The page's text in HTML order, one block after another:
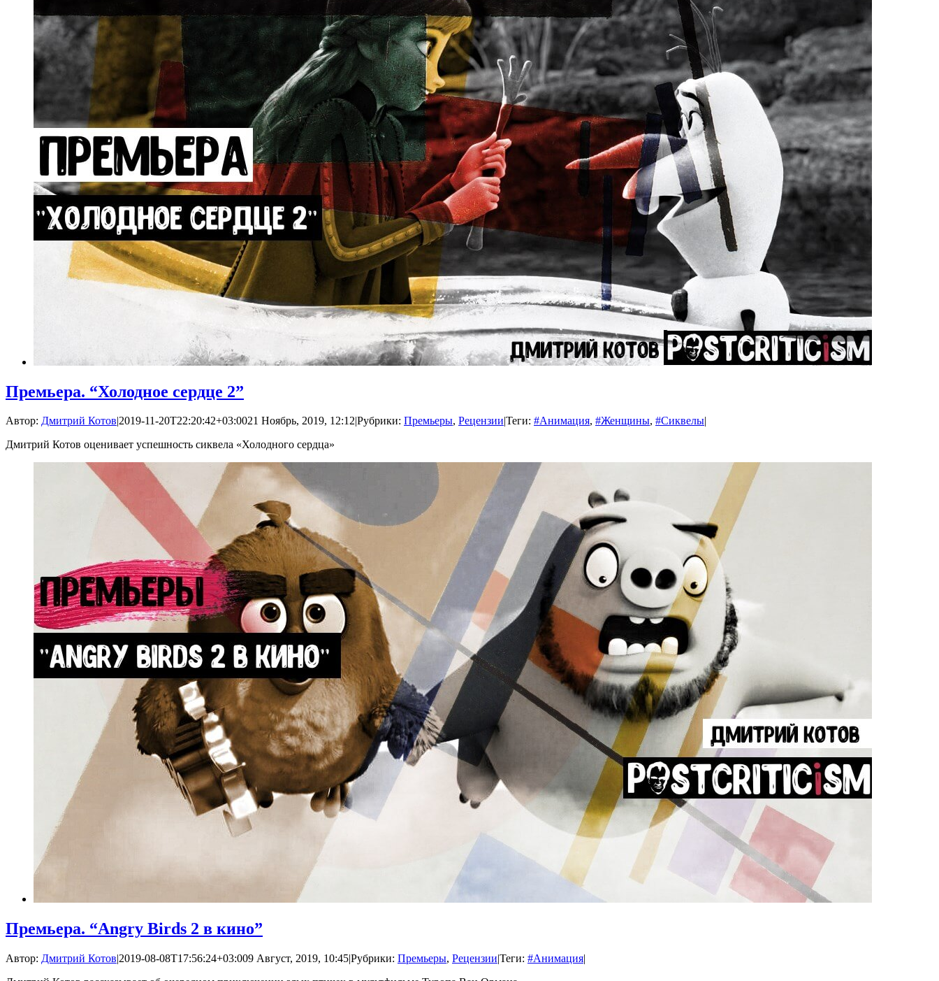
Премьера. “Холодное сердце 2”
Автор: Дмитрий Котов|2019-11-20T22:20:42+03:0021 Ноябрь, 2019, 12:12|Рубрики: Премьеры, Рецензии|Теги: #Анимация, #Женщины, #Сиквелы|
Дмитрий Котов оценивает успешность сиквела «Холодного сердца»
Премьера. “Angry Birds 2 в кино”
Автор: Дмитрий Котов|2019-08-08T17:56:24+03:009 Август, 2019, 10:45|Рубрики: Премьеры, Рецензии|Теги: #Анимация|